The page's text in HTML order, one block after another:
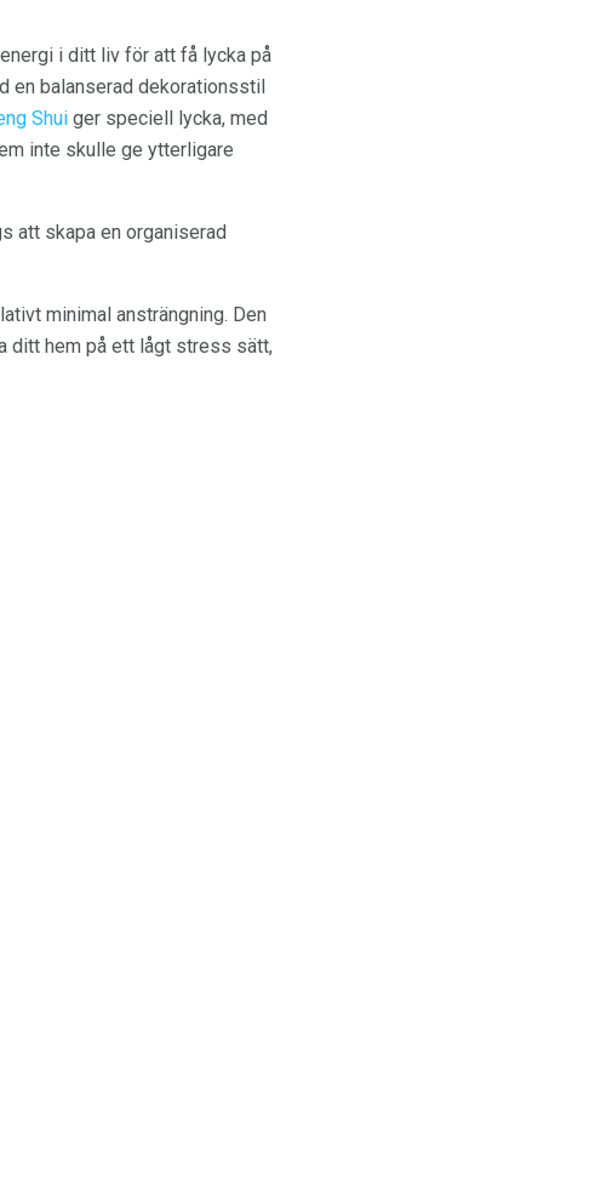
i ditt liv för att få lycka på
en balanserad dekorationsstil
Shui ger speciell lycka, med
inte skulle ge ytterligare
att skapa en organiserad
minimal ansträngning. Den
ditt hem på ett lågt stress sätt,